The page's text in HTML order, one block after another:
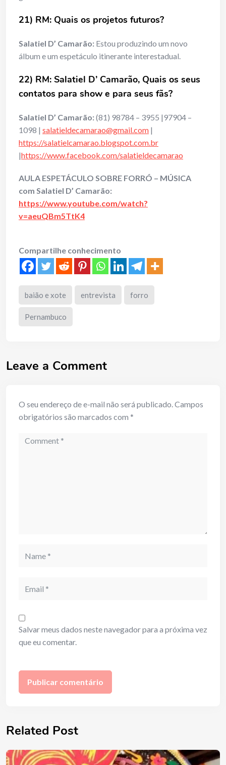
21) RM: Quais os projetos futuros?
Salatiel D’ Camarão: Estou produzindo um novo
álbum e um espetáculo itinerante interestadual.
22) RM: Salatiel D’ Camarão, Quais os seus
contatos para show e para seus fãs?
Salatiel D’ Camarão:(81) 98784 – 3955 |97904 –
1098 | salatieldecamarao@gmail.com |
https://salatielcamarao.blogspot.com.br
|https://www.facebook.com/salatieldecamarao
AULA ESPETÁCULO SOBRE FORRÓ – MÚSICA
com Salatiel D’ Camarão:
https://www.youtube.com/watch?
v=aeuQBm5TtK4
Compartilhe conhecimento
baião e xote entrevista forro
Pernambuco
Leave a Comment
O seu endereço de e-mail não será publicado.Campos
obrigatórios são marcados com *
Comment
Salvar meus dados neste navegador para a próxima vez
que eu comentar.
Related Post